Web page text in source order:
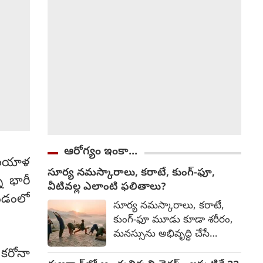
భారీ
కరోనా
ఆరోగ్యం ఇంకా...
సూర్య నమస్కారాలు, కరాటే, కుంగ్-ఫూ,
వీటివల్ల ఎలాంటి ఫలితాలు?
సూర్య నమస్కారాలు, కరాటే,
కుంగ్-ఫూ మూడు కూడా శరీరం,
మనస్సును అభివృద్ధి చేసే